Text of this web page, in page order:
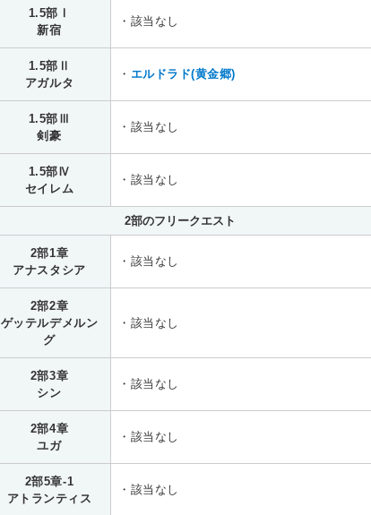
1.5部Ⅰ
新宿
・該当なし
1.5部Ⅱ
アガルタ
・ エルドラド(黄金郷)
1.5部Ⅲ
剣豪
・該当なし
1.5部Ⅳ
セイレム
・該当なし
2部のフリークエスト
2部1章
アナスタシア
・該当なし
2部2章
ゲッテルデメルン
グ
・該当なし
2部3章
シン
・該当なし
2部4章
ユガ
・該当なし
2部5章-1
アトランティス
・該当なし